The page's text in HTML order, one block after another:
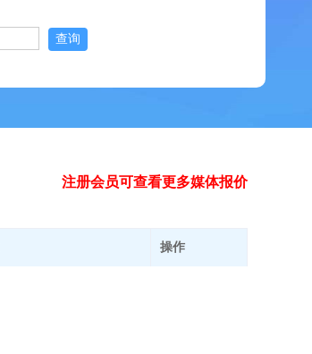
查询
注册会员可查看更多媒体报价
操作